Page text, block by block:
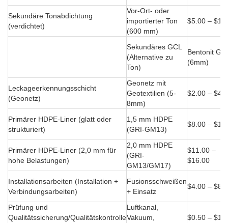
Sekundäre Tonabdichtung
(verdichtet)
Vor-Ort- oder
importierter Ton
(600 mm)
$5.00 –
Sekundäres GCL
(Alternative zu
Ton)
Bentonit
(6mm)
Leckageerkennungsschicht
(Geonetz)
Geonetz mit
Geotextilien (5-
8mm)
$2.00 –
Primärer HDPE-Liner (glatt oder
strukturiert)
1,5 mm HDPE
(GRI-GM13)
$8.00 –
Primärer HDPE-Liner (2,0 mm für
hohe Belastungen)
2,0 mm HDPE
(GRI-
GM13/GM17)
$11.00 –
$16.00
Installationsarbeiten (Installation +
Verbindungsarbeiten)
Fusionsschweißen
+ Einsatz
$4.00 –
Prüfung und
Qualitätssicherung/Qualitätskontrolle
Luftkanal,
Vakuum,
$0.50 –